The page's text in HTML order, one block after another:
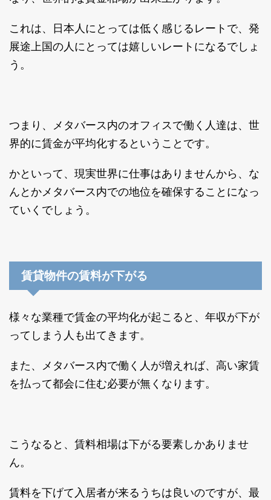
これは、日本人にとっては低く感じるレートで、発
展途上国の人にとっては嬉しいレートになるでしょ
う。
つまり、メタバース内のオフィスで働く人達は、世
界的に賃金が平均化するということです。
かといって、現実世界に仕事はありませんから、な
んとかメタバース内での地位を確保することになっ
ていくでしょう。
賃貸物件の賃料が下がる
様々な業種で賃金の平均化が起こると、年収が下が
ってしまう人も出てきます。
また、メタバース内で働く人が増えれば、高い家賃
を払って都会に住む必要が無くなります。
こうなると、賃料相場は下がる要素しかありませ
ん。
賃料を下げて入居者が来るうちは良いのですが、最